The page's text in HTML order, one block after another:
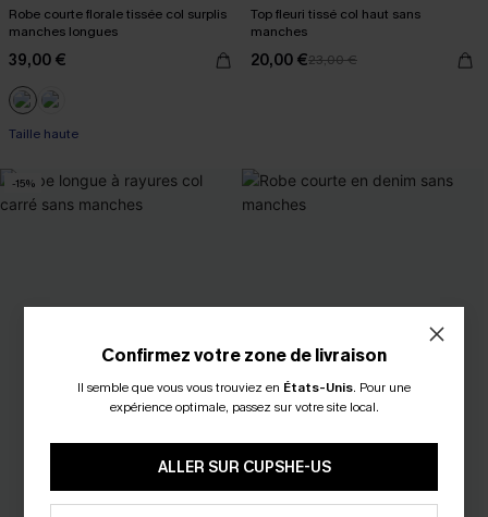
Robe courte florale tissée col surplis
manches longues
39,00 €
Taille haute
Top fleuri tissé col haut sans
manches
20,00 €23,00 €
-15%
Confirmez votre zone de livraison
Il semble que vous vous trouviez en États-Unis. Pour une
expérience optimale, passez sur votre site local.
ALLER SUR CUPSHE-US